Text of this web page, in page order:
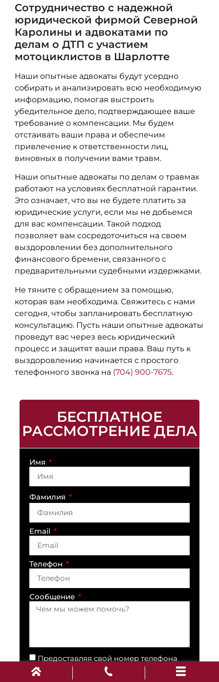
Сотрудничество с надежной
юридической фирмой Северной
Каролины и адвокатами по
делам о ДТП с участием
мотоциклистов в Шарлотте
Наши опытные адвокаты будут усердно
собирать и анализировать всю необходимую
информацию, помогая выстроить
убедительное дело, подтверждающее ваше
требование о компенсации. Мы будем
отстаивать ваши права и обеспечим
привлечение к ответственности лиц,
виновных в получении вами травм.
Наши опытные адвокаты по делам о травмах
работают на условиях бесплатной гарантии.
Это означает, что вы не будете платить за
юридические услуги, если мы не добьемся
для вас компенсации. Такой подход
позволяет вам сосредоточиться на своем
выздоровлении без дополнительного
финансового бремени, связанного с
предварительными судебными издержками.
Не тяните с обращением за помощью,
которая вам необходима. Свяжитесь с нами
сегодня, чтобы запланировать бесплатную
консультацию. Пусть наши опытные адвокаты
проведут вас через весь юридический
процесс и защитят ваши права. Ваш путь к
выздоровлению начинается с простого
телефонного звонка на (704) 900-7675.
БЕСПЛАТНОЕ
РАССМОТРЕНИЕ ДЕЛА
Имя
Фамилия
Email
Телефон
Сообщение
Предоставляя свой номер телефона
юридической фирме «Панченко», вы